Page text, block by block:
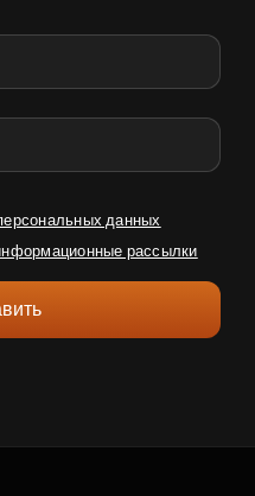
данных
рассылки